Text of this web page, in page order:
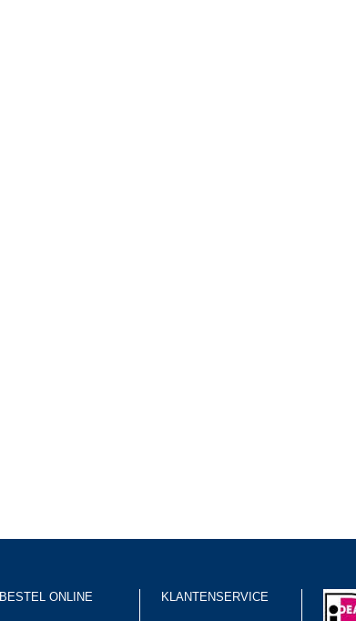
BESTEL ONLINE KLANTENSERVICE